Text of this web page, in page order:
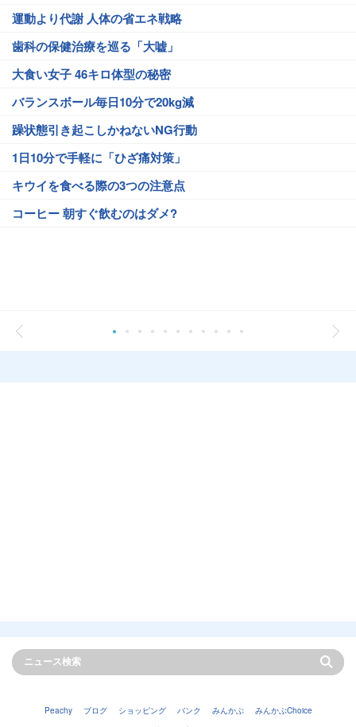
運動より代謝 人体の省エネ戦略
歯科の保健治療を巡る「大嘘」
大食い女子 46キロ体型の秘密
バランスボール毎日10分で20kg減
躁状態引き起こしかねないNG行動
1日10分で手軽に「ひざ痛対策」
キウイを食べる際の3つの注意点
コーヒー 朝すぐ飲むのはダメ?
Peachy ブログ ショッピング バンク みんかぶ
みんかぶChoice